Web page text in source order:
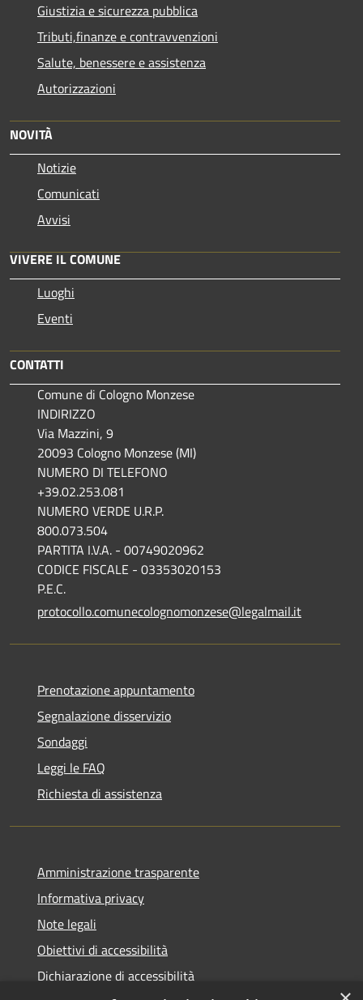
Giustizia e sicurezza pubblica
Tributi,finanze e contravvenzioni
Salute, benessere e assistenza
Autorizzazioni
NOVITÀ
Notizie
Comunicati
Avvisi
VIVERE IL COMUNE
Luoghi
Eventi
CONTATTI
Comune di Cologno Monzese
INDIRIZZO
Via Mazzini, 9
20093 Cologno Monzese (MI)
NUMERO DI TELEFONO
+39.02.253.081
NUMERO VERDE U.R.P.
800.073.504
PARTITA I.V.A. - 00749020962
CODICE FISCALE - 03353020153
P.E.C.
protocollo.comunecolognomonzese@legalmail.it
Prenotazione appuntamento
Segnalazione disservizio
Sondaggi
Leggi le FAQ
Richiesta di assistenza
Amministrazione trasparente
Informativa privacy
Note legali
Obiettivi di accessibilità
Dichiarazione di accessibilità